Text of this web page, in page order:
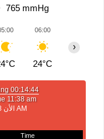
765 mmHg
06:00
24°C
›